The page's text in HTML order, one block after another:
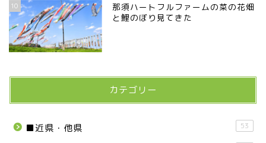
10
那須ハートフルファームの菜の花畑
と鯉のぼり見てきた
カテゴリー
■近県・他県 53